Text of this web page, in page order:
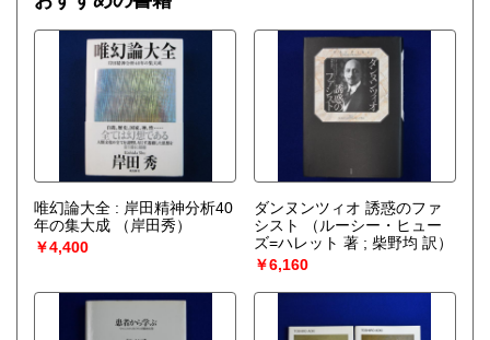
唯幻論大全 : 岸田精神分析40
年の集大成
（岸田秀）
￥4,400
ダンヌンツィオ 誘惑のファ
シスト
（ルーシー・ヒュー
ズ=ハレット 著 ; 柴野均 訳）
￥6,160